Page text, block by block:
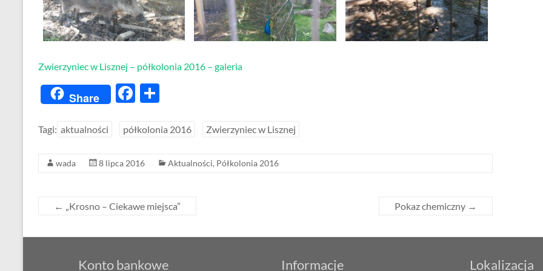
Zwierzyniec w Lisznej – półkolonia 2016 – galeria
Share
F
e
o
k
ar
Tagi: aktualności półkolonia 2016 Zwierzyniec w Lisznej
wada 8 lipca 2016 Aktualności, Półkolonia 2016
← „Krosno – Ciekawe miejsca” Pokaz chemiczny →
Konto bankowe Informacje Lokalizacja